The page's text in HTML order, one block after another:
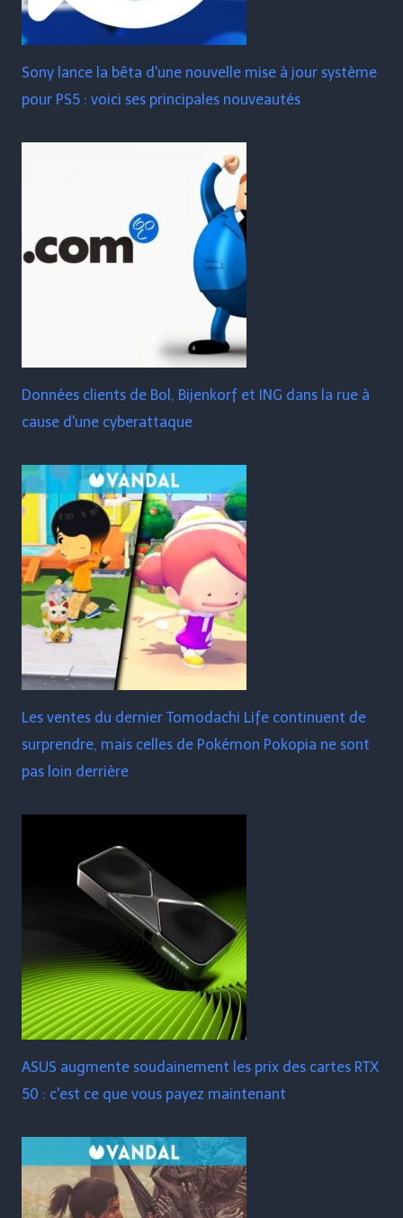
Sony lance la bêta d'une nouvelle mise à jour système
pour PS5 : voici ses principales nouveautés
Données clients de Bol, Bijenkorf et ING dans la rue à
cause d'une cyberattaque
Les ventes du dernier Tomodachi Life continuent de
surprendre, mais celles de Pokémon Pokopia ne sont
pas loin derrière
ASUS augmente soudainement les prix des cartes RTX
50 : c'est ce que vous payez maintenant